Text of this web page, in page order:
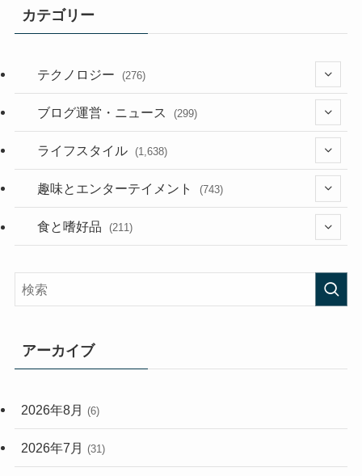
カテゴリー
テクノロジー (276)
(36)
(187)
ブログ運営・ニュース (299)
(118)
(181)
ライフスタイル (1,638)
(394)
(282)
(33)
(248)
趣味とエンターテイメント (743)
(56)
食と嗜好品 (211)
アーカイブ
2026年8月 (6)
2026年7月 (31)